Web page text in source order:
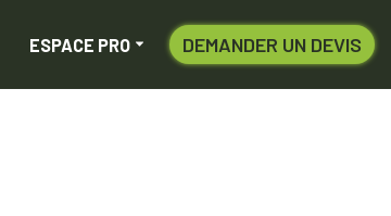
ESPACE PRO DEMANDER UN DEVIS